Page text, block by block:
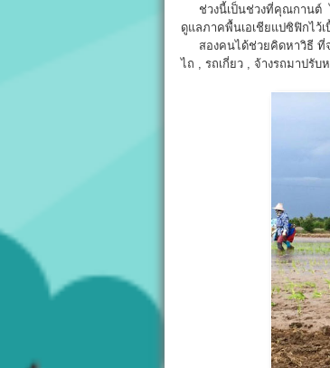
ช่วงนี้เป็นช่วงที่คุณกานต์ ไ
ดูแลภาคพื้นเอเชียแปซิฟิกไว้
สองคนได้ช่วยคิดหาวิธี ที่จ
ไถ , รถเกี่ยว , จ้างรถมาปรั